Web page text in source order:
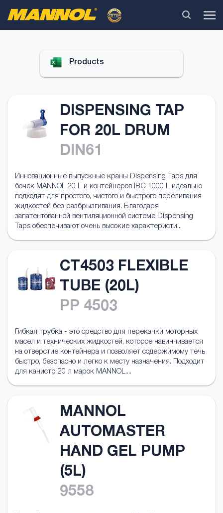
Products
DISPENSING TAP
FOR 20L DRUM
DIN61
Инновационные выпускные краны Dispensing Taps для
бочек MANNOL 20 L и контейнеров IBC 1000 L идеально
подходят для простого, чистого и быстрого переливания
жидкостей без разбрызгивания. Благодаря
запатентованной вентиляционной системе Dispensing
Taps обеспечивают очень высокие характеристи...
CT4503 FLEXIBLE
TUBE (20L)
PP 4503
Гибкая трубка - это средство для перекачки моторных
масел и технических жидкостей, которое навинчивается
на отверстие контейнера и позволяет содержимому течь
быстро, безопасно и легко к месту назначения. Подходит
для канистр 20 л марок MANNOL....
MANNOL
AUTOMASTER
HAND GEL PUMP
(5L)
9558